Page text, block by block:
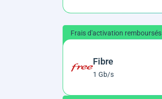
Frais d'activation remboursés
Fibre
1 Gb/s